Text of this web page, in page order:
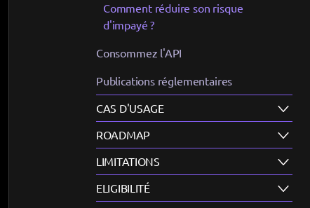
Comment réduire son risque
d'impayé ?
Consommez l'API
Publications réglementaires
CAS D'USAGE
ROADMAP
LIMITATIONS
ELIGIBILITÉ